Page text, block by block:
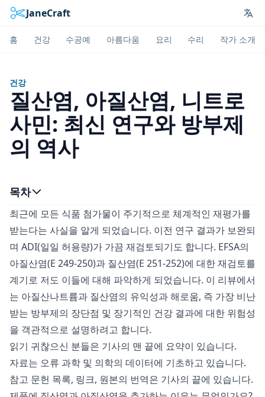
JaneCraft
홈 건강 수공예 아름다움 요리 수리 작가 소개
건강
질산염, 아질산염, 니트로
사민: 최신 연구와 방부제
의 역사
최근에 모든 식품 첨가물이 주기적으로 체계적인 재평가를
받는다는 사실을 알게 되었습니다. 이전 연구 결과가 보완되
며 ADI(일일 허용량)가 가끔 재검토되기도 합니다. EFSA의
아질산염(E 249-250)과 질산염(E 251-252)에 대한 재검토를
계기로 저도 이들에 대해 파악하게 되었습니다. 이 리뷰에서
는 아질산나트륨과 질산염의 유익성과 해로움, 즉 가장 비난
받는 방부제의 장단점 및 장기적인 건강 결과에 대한 위험성
을 객관적으로 설명하려고 합니다.
읽기 귀찮으신 분들은 기사의 맨 끝에 요약이 있습니다.
자료는 오류 과학 및 의학의 데이터에 기초하고 있습니다.
참고 문헌 목록, 링크, 원본의 번역은 기사의 끝에 있습니다.
목차